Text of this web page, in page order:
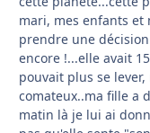
mari, mes enfants et
prendre une
encore !...elle avait
pouvait plus se
comateux..ma fille a
matin là je lui ai